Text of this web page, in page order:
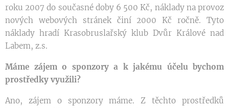
roku 2007 do současné doby 6 500 Kč, náklady na provoz
nových webových stránek činí 2000 Kč ročně. Tyto
náklady hradí Krasobruslařský klub Dvůr Králové nad
Labem, z.s.
Máme zájem o sponzory a k jakému účelu bychom
prostředky využili?
Ano, zájem o sponzory máme. Z těchto prostředků